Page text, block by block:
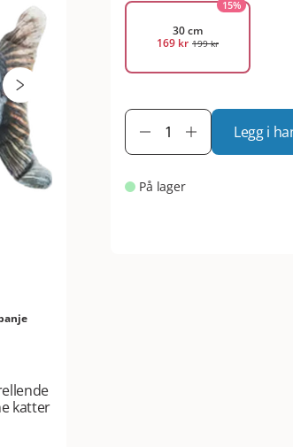
katter
15%
30 cm
169 kr 199 kr
Legg i
På lager